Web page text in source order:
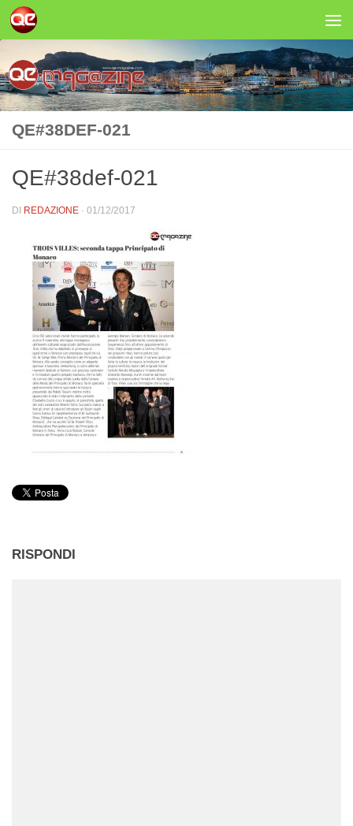
Salta al contenuto
QE#38DEF-021
QE#38def-021
DI REDAZIONE · 01/12/2017
RISPONDI